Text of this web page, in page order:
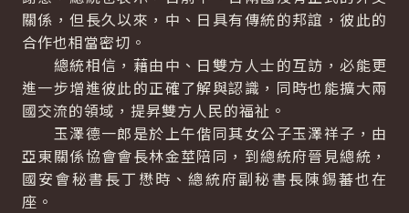
關係，但長久以來，中、日具有傳統的邦誼，彼此的
合作也相當密切。
總統相信，藉由中、日雙方人士的互訪，必能更
進一步增進彼此的正確了解與認識，同時也能擴大兩
國交流的領域，提昇雙方人民的福祉。
玉澤德一郎是於上午偕同其女公子玉澤祥子，由
亞東關係協會會長林金莖陪同，到總統府晉見總統，
國安會秘書長丁懋時、總統府副秘書長陳錫蕃也在
座。